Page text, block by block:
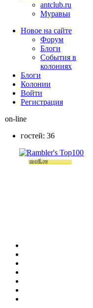
antclub.ru
Муравьи
Новое на сайте
Форум
Блоги
События в
колониях
Блоги
Колонии
Войти
Peгиcтpaция
on-line
гостей: 36